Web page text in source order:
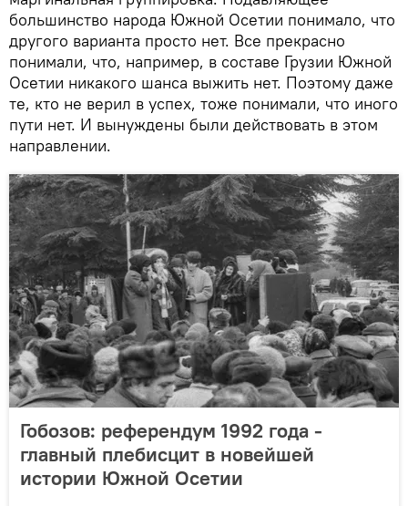
большинство народа Южной Осетии понимало, что
другого варианта просто нет. Все прекрасно
понимали, что, например, в составе Грузии Южной
Осетии никакого шанса выжить нет. Поэтому даже
те, кто не верил в успех, тоже понимали, что иного
пути нет. И вынуждены были действовать в этом
направлении.
Гобозов: референдум 1992 года -
главный плебисцит в новейшей
истории Южной Осетии